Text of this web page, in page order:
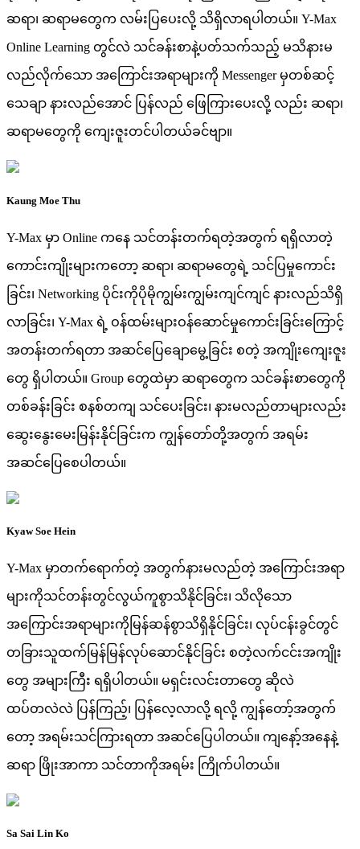
ဆရာ၊ ဆရာမတွေက လမ်းပြပေးလို့ သိရှိလာရပါတယ်။ Y-Max
Online Learning တွင်လဲ သင်ခန်းစာနဲ့ပတ်သက်သည့် မသိနားမ
လည်လိုက်သော အကြောင်းအရာများကို Messenger မှတစ်ဆင့်
သေချာ နားလည်အောင် ပြန်လည် ဖြေကြားပေးလို့ လည်း ဆရာ၊
ဆရာမတွေကို ကျေးဇူးတင်ပါတယ်ခင်ဗျာ။
Kaung Moe Thu
Y-Max မှာ Online ကနေ သင်တန်းတက်ရတဲ့အတွက် ရရှိလာတဲ့
ကောင်းကျိုးများကတော့ ဆရာ၊ ဆရာမတွေရဲ့ သင်ပြမှုကောင်း
ခြင်း၊ Networking ပိုင်းကိုပိုမိုကျွမ်းကျွမ်းကျင်ကျင် နားလည်သိရှိ
လာခြင်း၊ Y-Max ရဲ့ ဝန်ထမ်းများဝန်ဆောင်မှုကောင်းခြင်းကြောင့်
အတန်းတက်ရတာ အဆင်ပြေချောမွေ့ခြင်း စတဲ့ အကျိုးကျေးဇူး
တွေ ရှိပါတယ်။ Group တွေထဲမှာ ဆရာတွေက သင်ခန်းစာတွေကို
တစ်ခန်းခြင်း စနစ်တကျ သင်ပေးခြင်း၊ နားမလည်တာများလည်း
ဆွေးနွေးမေးမြန်းနိုင်ခြင်းက ကျွန်တော်တို့အတွက် အရမ်း
အဆင်ပြေစေပါတယ်။
Kyaw Soe Hein
Y-Max မှာတက်ရောက်တဲ့ အတွက်နားမလည်တဲ့ အကြောင်းအရာ
များကိုသင်တန်းတွင်လွယ်ကူစွာသိနိုင်ခြင်း၊ သိလိုသော
အကြောင်းအရာများကိုမြန်ဆန်စွာသိရှိနိုင်ခြင်း၊ လုပ်ငန်းခွင်တွင်
တခြားသူထက်မြန်မြန်လုပ်ဆောင်နိုင်ခြင်း စတဲ့လက်ငင်းအကျိုး
တွေ အများကြီး ရရှိပါတယ်။ မရှင်းလင်းတာတွေ ဆိုလဲ
ထပ်တလဲလဲ ပြန်ကြည့်၊ ပြန်လေ့လာလို့ ရလို့ ကျွန်တော့်အတွက်
တော့ အရမ်းသင်ကြားရတာ အဆင်ပြေပါတယ်။ ကျနော့်အနေနဲ့
ဆရာ ဖြိုးအာကာ သင်တာကိုအရမ်း ကြိုက်ပါတယ်။
Sa Sai Lin Ko